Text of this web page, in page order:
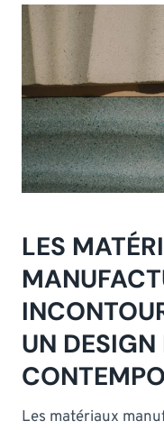
LES
UN DESIGN
Les matériaux